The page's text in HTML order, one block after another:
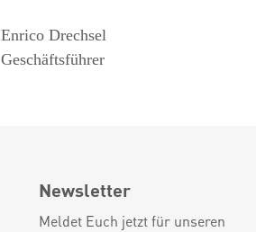
Enrico Drechsel
Geschäftsführer
Newsletter
Meldet Euch jetzt für unseren